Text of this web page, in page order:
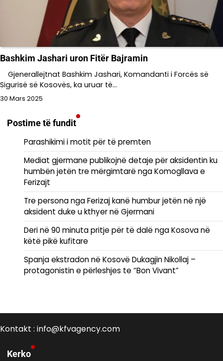
Bashkim Jashari uron Fitër Bajramin
Gjenerallejtnat Bashkim Jashari, Komandanti i Forcës së
Sigurisë së Kosovës, ka uruar të…
30 Mars 2025
Postime të fundit
Parashikimi i motit për të premten
Mediat gjermane publikojnë detaje për aksidentin ku
humbën jetën tre mërgimtarë nga Komogllava e
Ferizajt
Tre persona nga Ferizaj kanë humbur jetën në një
aksident duke u kthyer në Gjermani
Deri në 90 minuta pritje për të dalë nga Kosova në
këtë pikë kufitare
Spanja ekstradon në Kosovë Dukagjin Nikollaj –
protagonistin e përleshjes te “Bon Vivant”
Kontakt : info@kfvagency.com
Kerko